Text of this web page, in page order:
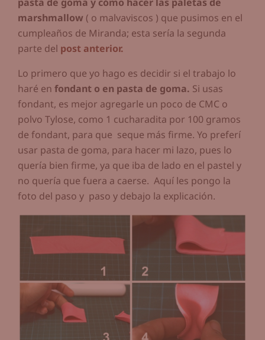
marshmallow ( o malvaviscos ) que pusimos en el
cumpleaños de Miranda; esta sería la segunda
parte del post anterior.
Lo primero que yo hago es decidir si el trabajo lo
haré en fondant o en pasta de goma. Si usas
fondant, es mejor agregarle un poco de CMC o
polvo Tylose, como 1 cucharadita por 100 gramos
de fondant, para que seque más firme. Yo preferí
usar pasta de goma, para hacer mi lazo, pues lo
quería bien firme, ya que iba de lado en el pastel y
no quería que fuera a caerse. Aquí les pongo la
foto del paso y paso y debajo la explicación.